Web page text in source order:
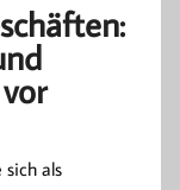
sich als